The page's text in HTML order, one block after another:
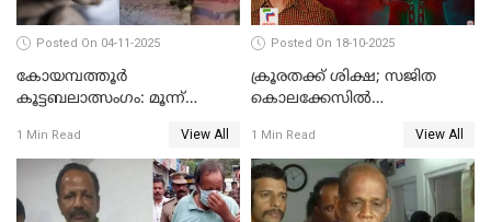
Posted On 04-11-2025
കോയമ്പത്തൂർ
കൂട്ടബലാത്സംഗം: മൂന്ന്
1 Min Read View All
Posted On 18-10-2025
ക്രൂരതക്ക് ശിക്ഷ; സജിത
കൊലക്കേസില്‍
ഇരട്ടജീവപര്യന്തം
1 Min Read View All